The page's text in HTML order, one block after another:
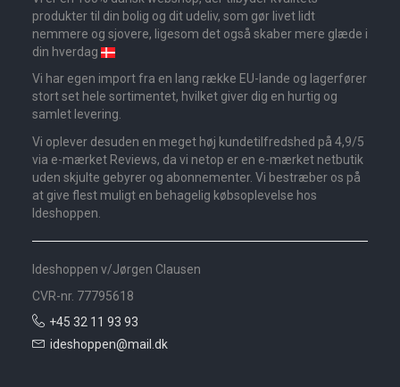
produkter til din bolig og dit udeliv, som gør livet lidt
nemmere og sjovere, ligesom det også skaber mere glæde i
din hverdag
Vi har egen import fra en lang række EU-lande og lagerfører
stort set hele sortimentet, hvilket giver dig en hurtig og
samlet levering.
Vi oplever desuden en meget høj kundetilfredshed på 4,9/5
via e-mærket Reviews, da vi netop er en e-mærket netbutik
uden skjulte gebyrer og abonnementer. Vi bestræber os på
at give flest muligt en behagelig købsoplevelse hos
Ideshoppen.
Ideshoppen v/Jørgen Clausen
CVR-nr. 77795618
+45 32 11 93 93
ideshoppen@mail.dk